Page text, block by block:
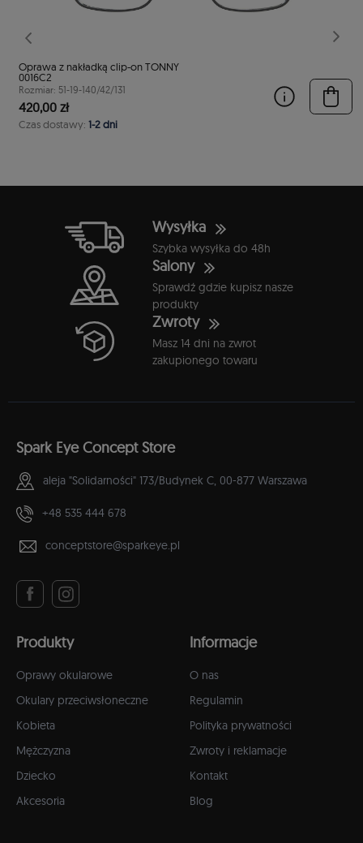
Poprzedni
Oprawa z nakładką clip-on TONNY
0016C2
Rozmiar: 51-19-140/42/131
420,00 zł
Czas dostawy: 1-2 dni
Wysyłka
Szybka wysyłka do 48h
Salony
Sprawdź gdzie kupisz nasze
produkty
Zwroty
Masz 14 dni na zwrot
zakupionego towaru
Spark Eye Concept Store
aleja "Solidarności" 173/Budynek C, 00-877 Warszawa
+48 535 444 678
conceptstore@sparkeye.pl
Produkty
Oprawy okularowe
Okulary przeciwsłoneczne
Kobieta
Mężczyzna
Dziecko
Akcesoria
Informacje
O nas
Regulamin
Polityka prywatności
Zwroty i reklamacje
Kontakt
Blog